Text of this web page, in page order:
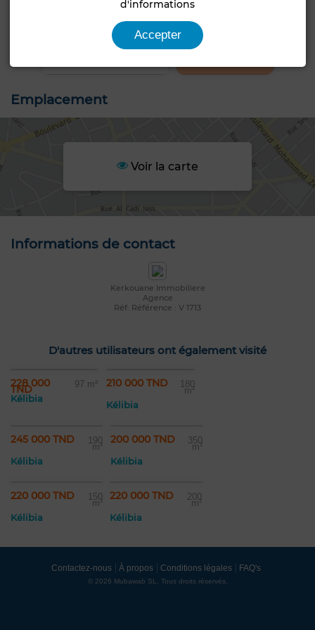
+8 PHOTOS
Emplacement
Voir la carte
Informations de contact
Kerkouane Immobiliere
Agence
Réf: Référence : V 1713
D'autres utilisateurs ont également visité
228 000
TND 97 m²
Kélibia
210 000 TND 180
m²
Kélibia
245 000 TND 190
m²
Kélibia
200 000 TND 350
m²
Kélibia
220 000 TND 150
m²
Kélibia
220 000 TND 200
m²
Kélibia
Contactez-nous À propos Conditions légales FAQ's
© 2026 Mubawab SL. Tous droits réservés.
d'informations
Accepter